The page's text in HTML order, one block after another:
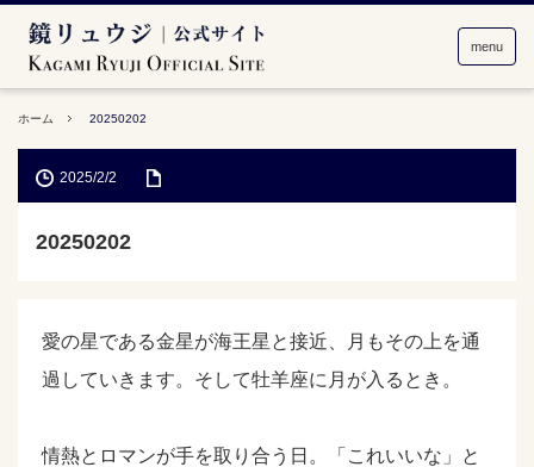
menu
ホーム 20250202
2025/2/2
20250202
愛の星である金星が海王星と接近、月もその上を通
過していきます。そして牡羊座に月が入るとき。
情熱とロマンが手を取り合う日。「これいいな」と